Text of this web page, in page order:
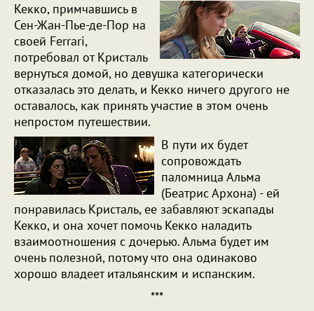
Кекко, примчавшись в
Сен-Жан-Пье-де-Пор на
своей Ferrari,
потребовал от Кристаль
вернуться домой, но девушка категорически
отказалась это делать, и Кекко ничего другого не
оставалось, как принять участие в этом очень
непростом путешествии.
В пути их будет
сопровождать
паломница Альма
(Беатрис Архона) - ей
понравилась Кристаль, ее забавляют эскапады
Кекко, и она хочет помочь Кекко наладить
взаимоотношения с дочерью. Альма будет им
очень полезной, потому что она одинаково
хорошо владеет итальянским и испанским.
***